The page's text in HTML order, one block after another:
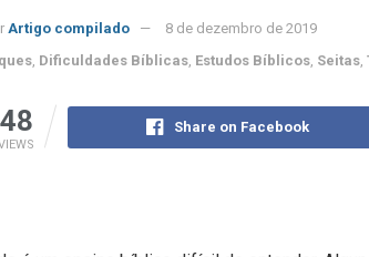
Artigo compilado
8 de dezembro de 2019
Dificuldades Bíblicas Estudos Bíblicos Seitas
48 Share on Facebook